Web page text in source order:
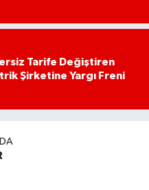
Tarife Değiştiren
Şirketine Yargı Freni